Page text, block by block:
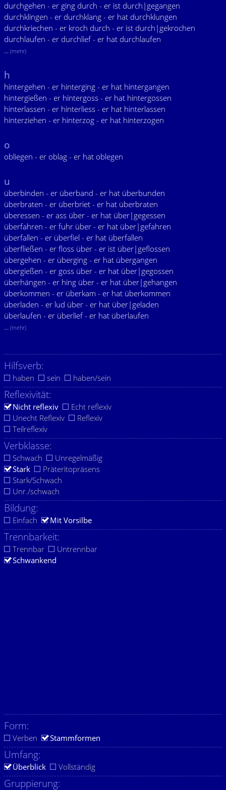
durchgehen - er ging durch - er ist durch|gegangen
durchklingen - er durchklang - er hat durchklungen
durchkriechen - er kroch durch - er ist durch|gekrochen
durchlaufen - er durchlief - er hat durchlaufen
... (mehr)
h
hintergehen - er hinterging - er hat hintergangen
hintergießen - er hintergoss - er hat hintergossen
hinterlassen - er hinterliess - er hat hinterlassen
hinterziehen - er hinterzog - er hat hinterzogen
o
obliegen - er oblag - er hat oblegen
u
überbinden - er überband - er hat überbunden
überbraten - er überbriet - er hat überbraten
überessen - er ass über - er hat über|gegessen
überfahren - er fuhr über - er hat über|gefahren
überfallen - er überfiel - er hat überfallen
überfließen - er floss über - er ist über|geflossen
übergehen - er überging - er hat übergangen
übergießen - er goss über - er hat über|gegossen
überhängen - er hing über - er hat über|gehangen
überkommen - er überkam - er hat überkommen
überladen - er lud über - er hat über|geladen
überlaufen - er überlief - er hat überlaufen
... (mehr)
Hilfsverb:
haben sein haben/sein
Reflexivität:
Nicht reflexiv
Echt reflexiv
Unecht Reflexiv
Reflexiv
Teilreflexiv
Verbklasse:
Schwach
Unregelmäßig
Stark
Präteritopräsens
Stark/Schwach
Unr./schwach
Bildung:
Einfach Mit Vorsilbe
Trennbarkeit:
Trennbar
Untrennbar
Schwankend
Form:
Verben Stammformen
Umfang:
Überblick Vollständig
Gruppierung: